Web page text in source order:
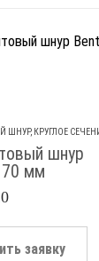
ШНУР, КРУГЛОЕ
шнур
70 мм
заявку